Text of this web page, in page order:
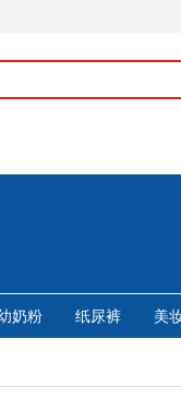
奶粉 纸尿裤 美